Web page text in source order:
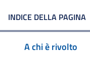
INDICE DELLA PAGINA
A chi è rivolto